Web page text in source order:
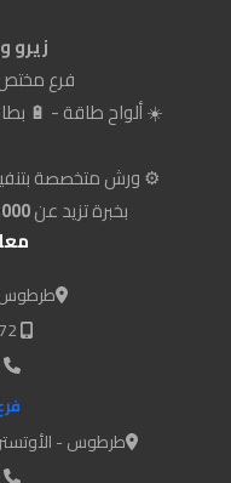
زيرو
فرع مختص
☀️ ألواح طاقة - 🔋
⚙️ ورش متخصصة بتنفيذ
بخبرة تزيد عن2000
2229678 (043)
طرطوس -